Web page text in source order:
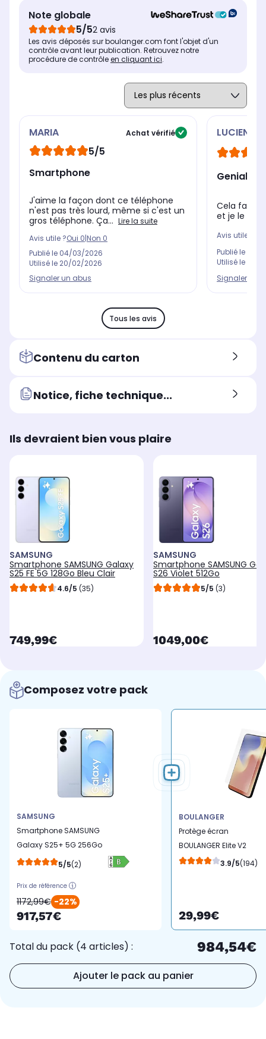
3120 x 1440 pixels
Type d'écran
Bord à bord
Technologie de l'écran
Dynamic Amoled 2X
2780 x 1264 pixels
Bords incurvés
Technologie de l'écran
AMOLED
Note globale
5/52 avis
Les avis déposés sur boulanger.com font l'objet d'un
contrôle avant leur publication. Retrouvez notre
procédure de contrôleen cliquant ici.
MARIA Achat vérifié
5/5
Smartphone
J'aime la façon dont ce téléphone
n'est pas très lourd, même si c'est un
gros téléphone. Ça... Lire la suite
Avis utile ?Oui 0|Non 0
Publié le 04/03/2026
Utilisé le 20/02/2026
Signaler un abus
LUCIENNE
Genial
Cela fait 1
et je le
Avis utile ?
Publié le
Utilisé le
Signaler un
Tous les avis
Contenu du carton
Notice, fiche technique...
Ils devraient bien vous plaire
SAMSUNG
Smartphone SAMSUNG Galaxy
S25 FE 5G 128Go Bleu Clair
4.6/5 (35)
currentPrice
749,99€
SAMSUNG
Smartphone SAMSUNG
S26 Violet 512Go
5/5 (3)
currentPrice
1049,00€
Composez votre pack
SAMSUNG
Smartphone SAMSUNG
Galaxy S25+ 5G 256Go
Bleu clair
5/5(2)
Prix de référence
1172,99€ -22%
917,57€
BOULANGER
Protège écran
BOULANGER Elite V2
smartphone3.9/5(194)
29,99€
Total du pack (4 articles) : 984,54€
Ajouter le pack au panier